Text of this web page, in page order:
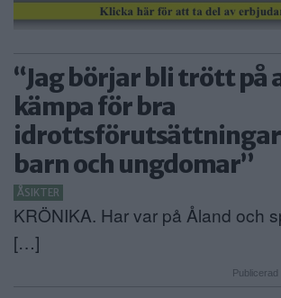
“Jag börjar bli trött på
kämpa för bra
idrottsförutsättningar
barn och ungdomar”
ÅSIKTER
KRÖNIKA. Har var på Åland och
[…]